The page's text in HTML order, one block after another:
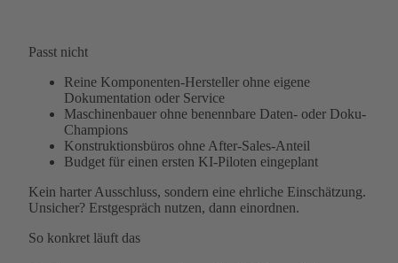
Passt nicht
Reine Komponenten-Hersteller ohne eigene
Dokumentation oder Service
Maschinenbauer ohne benennbare Daten- oder Doku-
Champions
Konstruktionsbüros ohne After-Sales-Anteil
Budget für einen ersten KI-Piloten eingeplant
Kein harter Ausschluss, sondern eine ehrliche Einschätzung.
Unsicher? Erstgespräch nutzen, dann einordnen.
So konkret läuft das